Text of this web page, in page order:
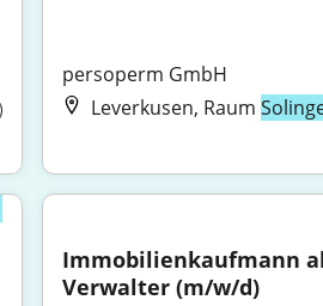
persoperm GmbH
Leverkusen, Raum
Immobilienkaufmann
Verwalter (m/w/d)